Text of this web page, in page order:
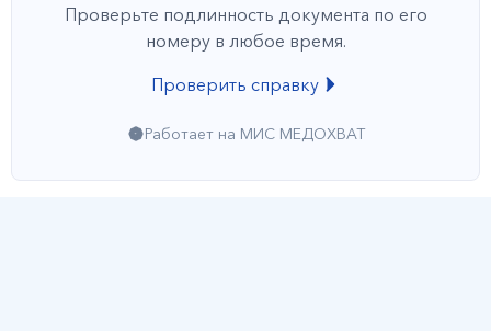
Проверьте подлинность документа по его
номеру в любое время.
Проверить справку
Работает на МИС МЕДОХВАТ